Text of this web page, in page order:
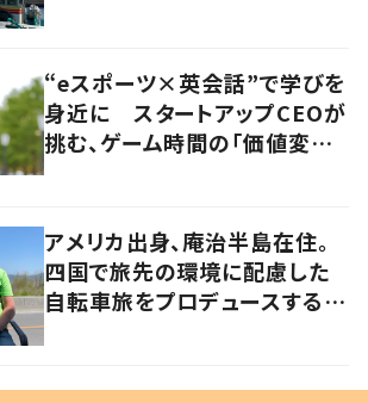
“eスポーツ×英会話”で学びを
身近に スタートアップCEOが
挑む、ゲーム時間の「価値変容」
アメリカ出身、庵治半島在住。
四国で旅先の環境に配慮した
自転車旅をプロデュースする